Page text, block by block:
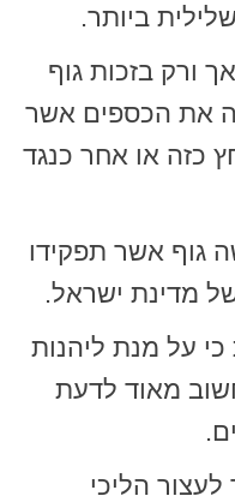
ביותר.
ורק בזכות גוף
את הכספים אשר
כזה או אחר כנגד
גוף אשר תפקידו
מדינת ישראל.
על מנת ליהנות
מאוד לדעת
הליכי